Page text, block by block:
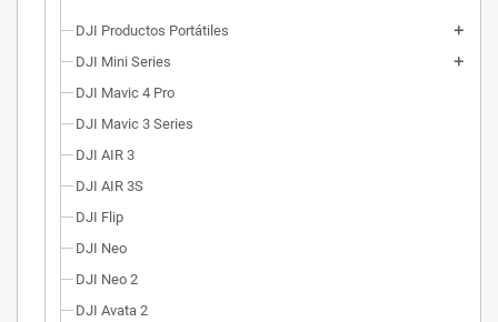
DJI Productos Portátiles
DJI Mini Series
DJI Mavic 4 Pro
DJI Mavic 3 Series
DJI AIR 3
DJI AIR 3S
DJI Flip
DJI Neo
DJI Neo 2
DJI Avata 2